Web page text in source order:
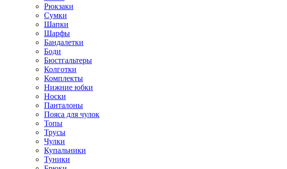
Рюкзаки
Сумки
Шапки
Шарфы
Бандалетки
Боди
Бюстгальтеры
Колготки
Комплекты
Нижние юбки
Носки
Панталоны
Поясa для чулок
Топы
Трусы
Чулки
Купальники
Туники